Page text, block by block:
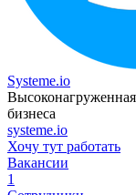
Systeme.io
бизнеса
systeme.io
Хочу тут работать
Вакансии
1